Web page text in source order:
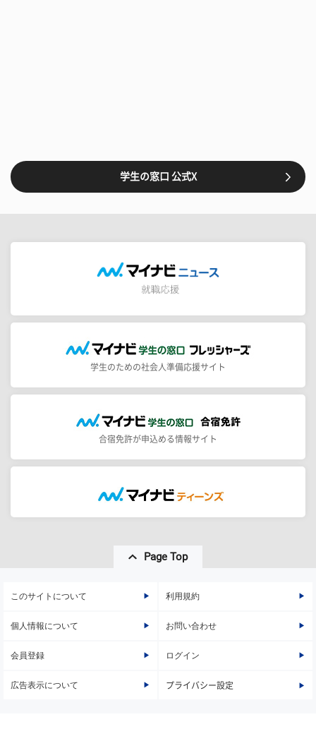
学生の窓口 公式X
学生のための社会人準備応援サイト
合宿免許が申込める情報サイト
Page Top
このサイトについて 利用規約
個人情報について お問い合わせ
会員登録 ログイン
広告表示について プライバシー設定